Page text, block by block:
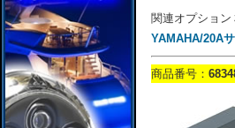
関連オプション
YAMAHA/20A
商品番号：